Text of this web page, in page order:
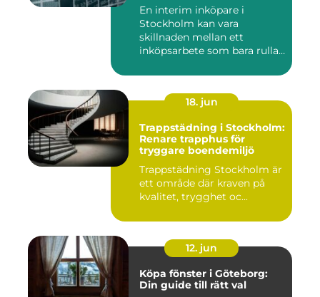
En interim inköpare i
Stockholm kan vara
skillnaden mellan ett
inköpsarbete som bara rullar
18. jun
Trappstädning i Stockholm:
Renare trapphus för
tryggare boendemiljö
Trappstädning Stockholm är
ett område där kraven på
kvalitet, trygghet oc...
12. jun
Köpa fönster i Göteborg:
Din guide till rätt val